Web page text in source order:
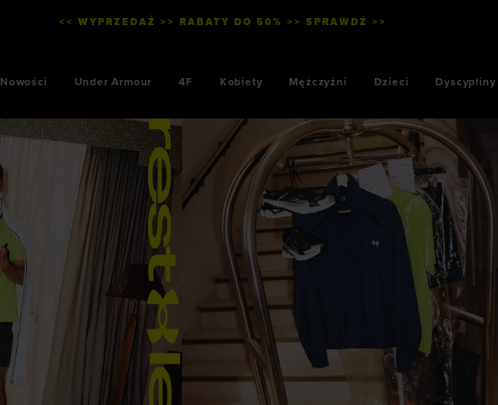
<< WYPRZEDAŻ >> RABATY DO 50% >> SPRAWDŹ >>
Nowości Under Armour 4F Kobiety Mężczyźni Dzieci Dyscypliny